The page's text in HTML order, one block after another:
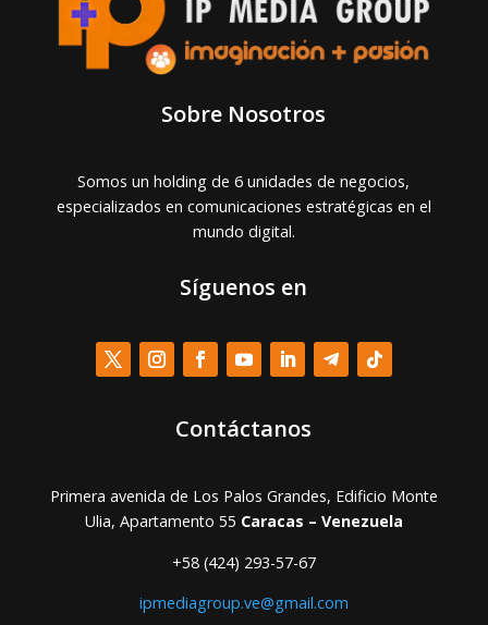
Sobre Nosotros
Somos un holding de 6 unidades de negocios,
especializados en comunicaciones estratégicas en el
mundo digital.
Síguenos en
Contáctanos
Primera avenida de Los Palos Grandes, Edificio Monte
Ulia, Apartamento 55 Caracas – Venezuela
+58 (424) 293-57-67
ipmediagroup.ve@gmail.com